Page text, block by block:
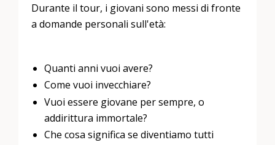
Durante il tour, i giovani sono messi di fronte
a domande personali sull'età:
Quanti anni vuoi avere?
Come vuoi invecchiare?
Vuoi essere giovane per sempre, o
addirittura immortale?
Che cosa significa se diventiamo tutti